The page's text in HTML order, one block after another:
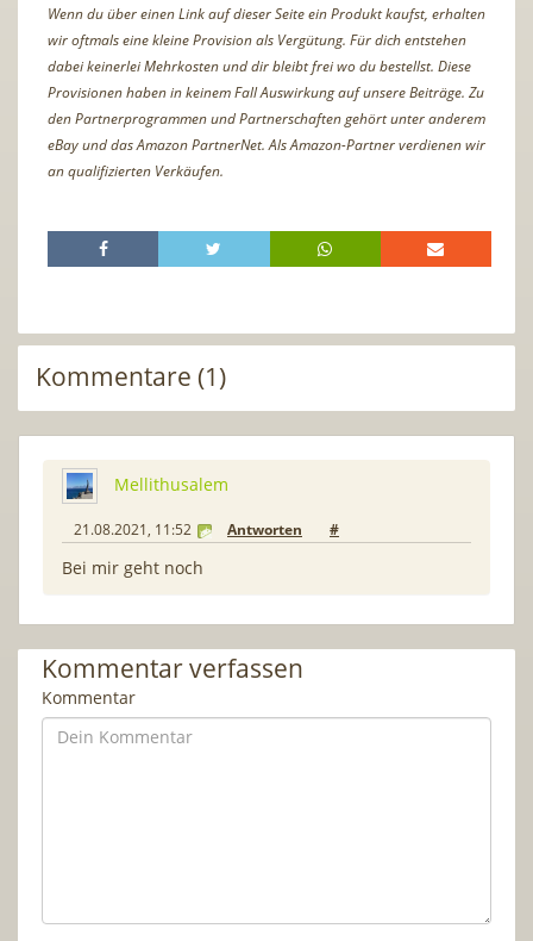
Wenn du über einen Link auf dieser Seite ein Produkt kaufst, erhalten
wir oftmals eine kleine Provision als Vergütung. Für dich entstehen
dabei keinerlei Mehrkosten und dir bleibt frei wo du bestellst. Diese
Provisionen haben in keinem Fall Auswirkung auf unsere Beiträge. Zu
den Partnerprogrammen und Partnerschaften gehört unter anderem
eBay und das Amazon PartnerNet. Als Amazon-Partner verdienen wir
an qualifizierten Verkäufen.
Kommentare (1)
Mellithusalem
21.08.2021, 11:52 Antworten #
Bei mir geht noch
Kommentar verfassen
Kommentar